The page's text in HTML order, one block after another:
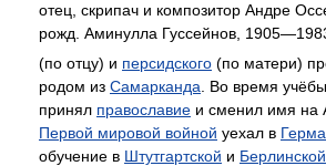
отец, скрипач и композитор Андре
рожд. Аминулла Гуссейнов,
(по отцу) и персидского (по матери)
родом из Самарканда . Во время
принял православие и сменил имя на
Первой мировой войной уехал в
обучение в Штутгартской и Берлинской